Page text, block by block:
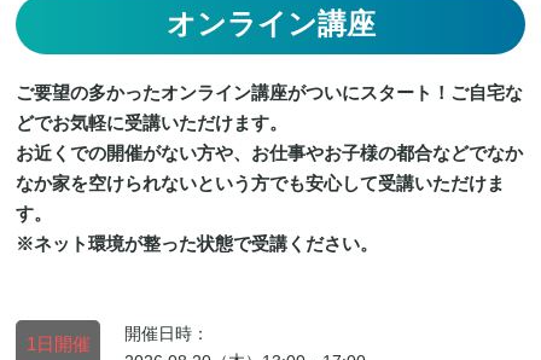
オンライン講座
ご要望の多かったオンライン講座がついにスタート！ご自宅な
どでお気軽に受講いただけます。
お近くでの開催がない方や、お仕事やお子様の都合などでなか
なか家を空けられないという方でも安心して受講いただけま
す。
※ネット環境が整った状態で受講ください。
1日開催
開催日時：